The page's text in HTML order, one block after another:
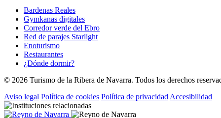
Bardenas Reales
Gymkanas digitales
Corredor verde del Ebro
Red de parajes Starlight
Enoturismo
Restaurantes
¿Dónde dormir?
© 2026 Turismo de la Ribera de Navarra. Todos los derechos
Aviso legal Política de cookies Política de privacidad Accesibilidad